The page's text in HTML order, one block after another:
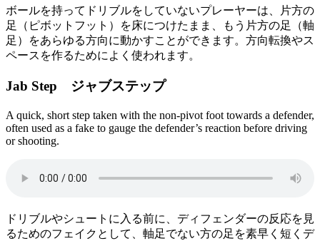
ボールを持ってドリブルをしていないプレーヤーは、片方の
足（ピボットフット）を床につけたまま、もう片方の足（軸
足）をあらゆる方向に動かすことができます。方向転換やス
ペースを作るためによく使われます。
Jab Step ジャブステップ
A quick, short step taken with the non-pivot foot towards a defender,
often used as a fake to gauge the defender’s reaction before driving
or shooting.
ドリブルやシュートに入る前に、ディフェンダーの反応を見
るためのフェイクとして、軸足でない方の足を素早く短くデ